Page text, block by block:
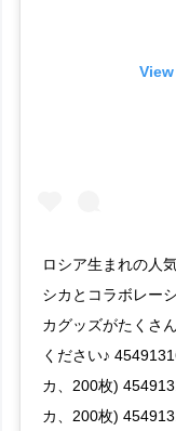
ロシア生まれの人
シカとコラボレー
カグッズがたくさ
ください♪
カ、200枚)
カ、200枚)